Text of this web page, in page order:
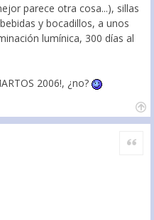
parece otra cosa...), sillas
y bocadillos, a unos
lumínica, 300 días al
2006!, ¿no?
Citar